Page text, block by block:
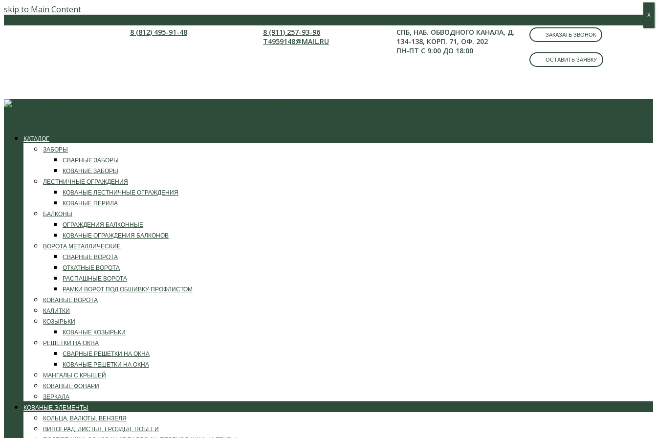
skip to Main Content
8 (812) 495-91-48
8 (911) 257-93-96
T4959148@MAIL.RU
СПБ, НАБ. ОБВОДНОГО КАНАЛА, Д.
134-138, КОРП. 71, ОФ. 202
ПН-ПТ С 9:00 ДО 18:00
ЗАКАЗАТЬ ЗВОНОК
ОСТАВИТЬ ЗАЯВКУ
КАТАЛОГ
ЗАБОРЫ
СВАРНЫЕ ЗАБОРЫ
КОВАНЫЕ ЗАБОРЫ
ЛЕСТНИЧНЫЕ ОГРАЖДЕНИЯ
КОВАНЫЕ ЛЕСТНИЧНЫЕ ОГРАЖДЕНИЯ
КОВАНЫЕ ПЕРИЛА
БАЛКОНЫ
ОГРАЖДЕНИЯ БАЛКОННЫЕ
КОВАНЫЕ ОГРАЖДЕНИЯ БАЛКОНОВ
ВОРОТА МЕТАЛЛИЧЕСКИЕ
СВАРНЫЕ ВОРОТА
ОТКАТНЫЕ ВОРОТА
РАСПАШНЫЕ ВОРОТА
РАМКИ ВОРОТ ПОД ОБШИВКУ ПРОФЛИСТОМ
КОВАНЫЕ ВОРОТА
КАЛИТКИ
КОЗЫРЬКИ
КОВАНЫЕ КОЗЫРЬКИ
РЕШЕТКИ НА ОКНА
СВАРНЫЕ РЕШЕТКИ НА ОКНА
КОВАНЫЕ РЕШЕТКИ НА ОКНА
МАНГАЛЫ С КРЫШЕЙ
КОВАНЫЕ ФОНАРИ
ЗЕРКАЛА
КОВАНЫЕ ЭЛЕМЕНТЫ
КОЛЬЦА, ВАЛЮТЫ, ВЕНЗЕЛЯ
ВИНОГРАД: ЛИСТЬЯ, ГРОЗДЬЯ, ПОБЕГИ
Х
Х